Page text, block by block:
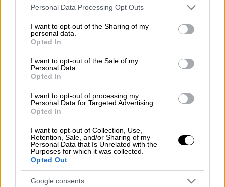
Please note that this website/app uses one or more Google
not limited to your visit or usage behaviour. You may click to
grant or deny consent to Google and its third-party tags to
use your data for below specified purposes in below Google
consent section.
Personal Data Processing Opt Outs
I want to opt-out of the Sharing of my
personal data.
Opted In
I want to opt-out of the Sale of my
Personal Data.
Opted In
I want to opt-out of processing my
Personal Data for Targeted Advertising.
Opted In
I want to opt-out of Collection, Use,
Retention, Sale, and/or Sharing of my
Personal Data that Is Unrelated with the
Purposes for which it was collected.
Opted Out
Google consents
Περιγράφοντας την επιχείρηση η
διασώστριαΆμπιγκειλ Κάμπελ δήλωσε: «Τον
έσπρωξα ελαφρά για να δω αν ήταν
άφησε να τον σηκώσω, αν και προσπαθούσε
να κρατηθεί από τον σωλήνα του
θερμοσίφωνα. Ήταν πολύ δυνατός».
Ο πύθωνας πιστεύεται ότι εγκαταλείφθηκε
εκεί κοντά από τον πραγματικό του
ιδιοκτήτη. Το ζώο δεν υπέστη καμία βλάβη
κατά την απομάκρυνσή του και μεταφέρθηκε
αμέσως στο νοσοκομείο Άγριας Ζωής του
Έσεξ.